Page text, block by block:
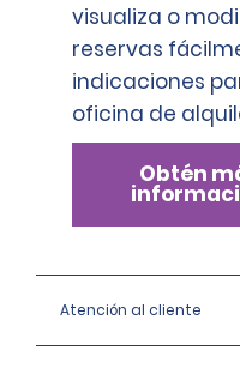
visualiza o
reservas
indicaciones
oficina de
Obtén
Atención al cliente